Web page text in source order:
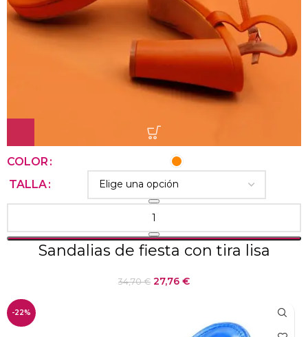
COLOR
TALLA
Sandalias de fiesta con tira lisa
34,70€ 27,76 €
-22%